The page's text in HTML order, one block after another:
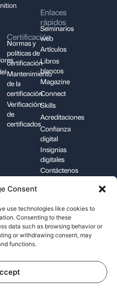
Consent
use technologies like cookies to
Consenting to these
data such as browsing behavior or
or withdrawing consent, may
functions.
Certificación
Normas y
políticas de
certificación
Mantenimiento
de la
certificación
Verificación
de
certificados
Enlaces
rápidos
Seminarios
web
Artículos
Libros
blancos
Magazine
Connect
Skills
Acreditaciones
Confianza
digital
Insignias
digitales
Contáctenos
Certification Board. Todos los
de los
Política de